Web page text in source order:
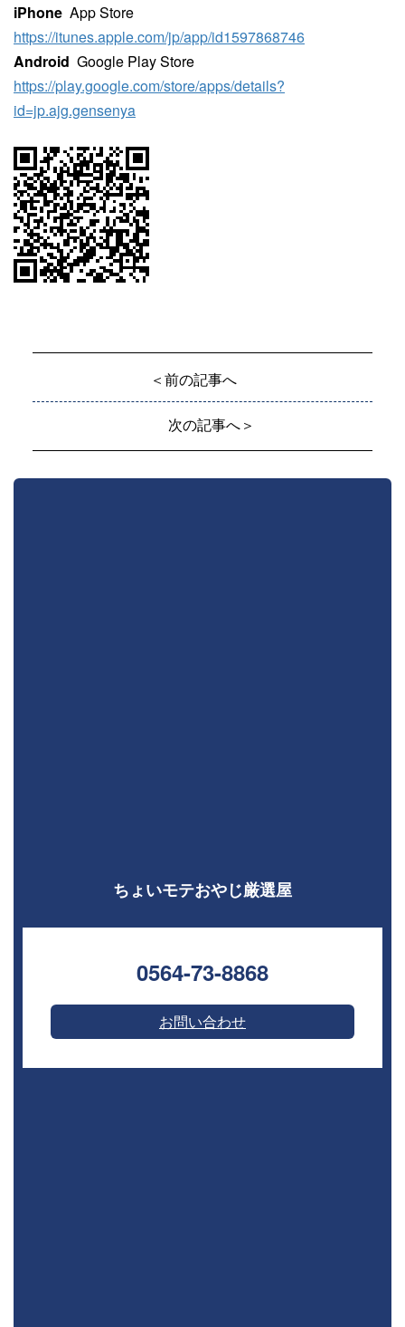
iPhone App Store
https://itunes.apple.com/jp/app/id1597868746
Android Google Play Store
https://play.google.com/store/apps/details?
id=jp.ajg.gensenya
＜前の記事へ
次の記事へ＞
ちょいモテおやじ厳選屋
0564-73-8868⁣
お問い合わせ